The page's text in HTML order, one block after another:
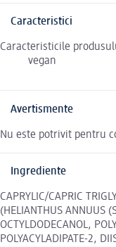
Caracteristici
Caracteristicile
vegan
Avertismente
Nu este potrivit pentru
Ingrediente
CAPRYLIC/CAPRIC
(HELIANTHUS ANNUUS
OCTYLDODECANOL,
POLYACYLADIPATE-2,